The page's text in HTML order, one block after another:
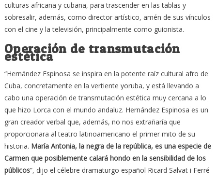
culturas africana y cubana, para trascender en las tablas y
sobresalir, además, como director artístico, amén de sus vínculos
con el cine y la televisión, principalmente como guionista.
Operación de transmutación
estética
“Hernández Espinosa se inspira en la potente raíz cultural afro de
Cuba, concretamente en la vertiente yoruba, y está llevando a
cabo una operación de transmutación estética muy cercana a lo
que hizo Lorca con el mundo andaluz. Hernández Espinosa es un
gran creador verbal que, además, no nos extrañaría que
proporcionara al teatro latinoamericano el primer mito de su
historia. María Antonia, la negra de la república, es una especie de
Carmen que posiblemente calará hondo en la sensibilidad de los
públicos”, dijo el célebre dramaturgo español Ricard Salvat i Ferré